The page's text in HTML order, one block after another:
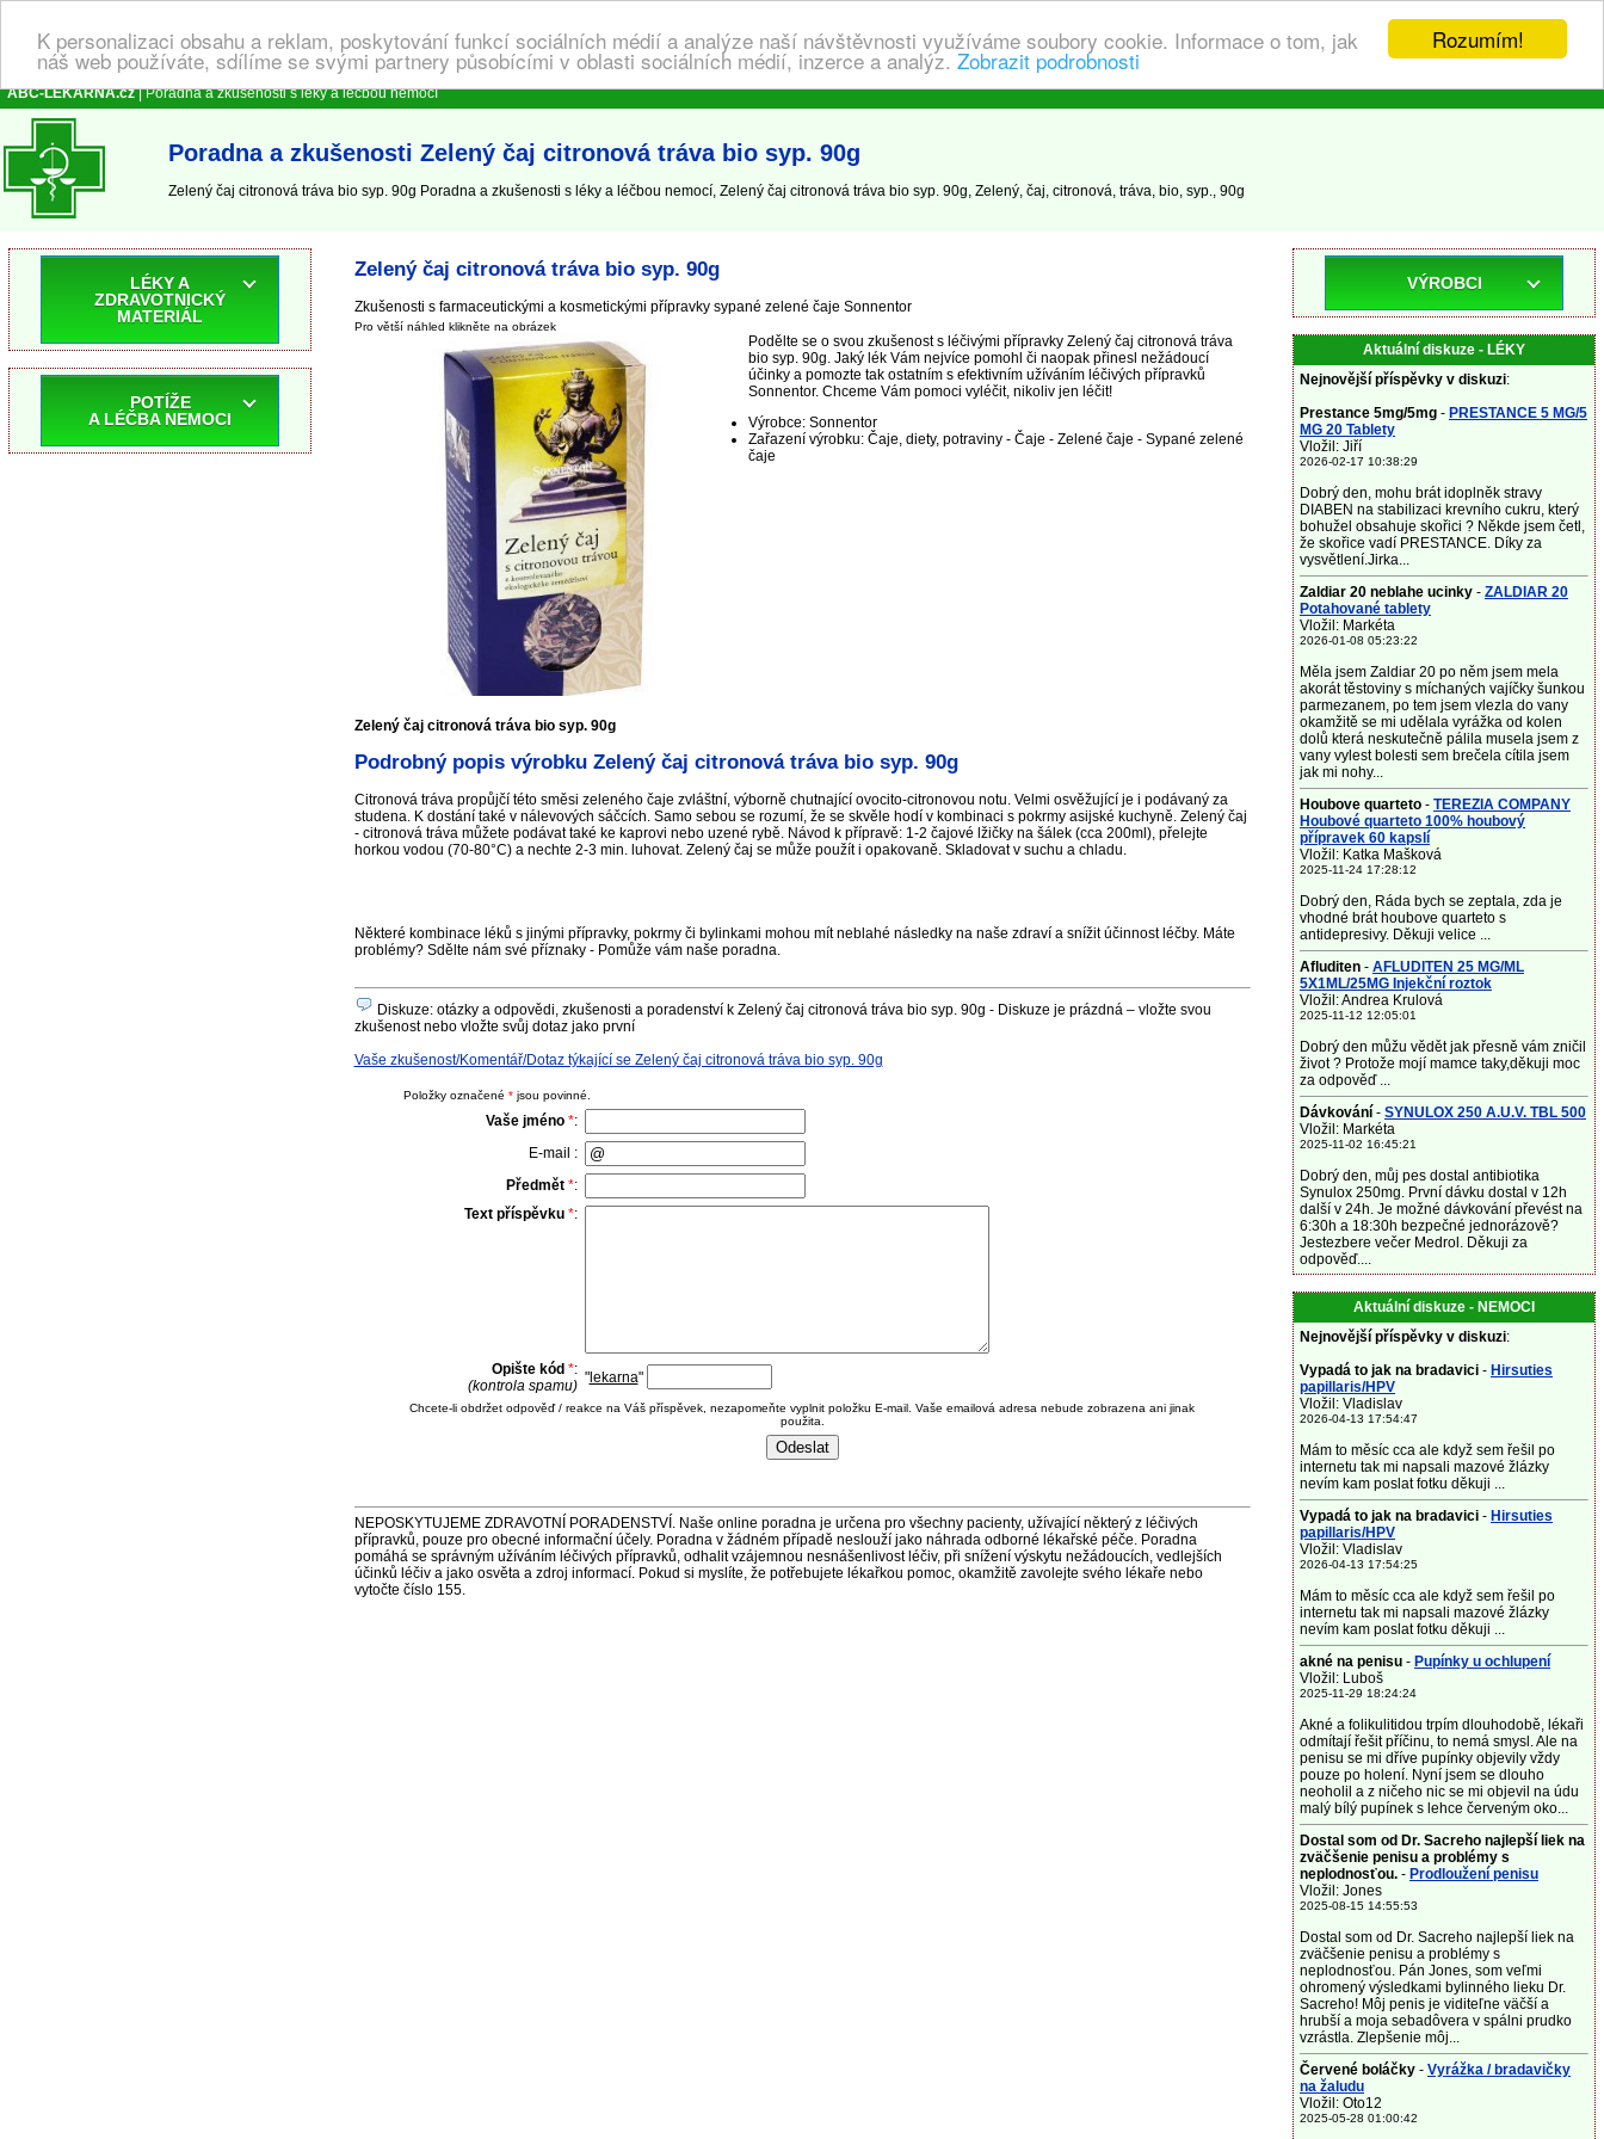
Rozumím!
K personalizaci obsahu a reklam, poskytování funkcí sociálních médií a analýze naší návštěvnosti využíváme soubory cookie. Informace o tom, jak
náš web používáte, sdílíme se svými partnery působícími v oblasti sociálních médií, inzerce a analýz. Zobrazit podrobnosti
ABC-LEKARNA.cz| Poradna a zkušenosti s léky a léčbou nemocí
Poradna a zkušenosti Zelený čaj citronová tráva bio syp. 90g
Zelený čaj citronová tráva bio syp. 90g Poradna a zkušenosti s léky a léčbou nemocí, Zelený čaj citronová tráva bio syp. 90g, Zelený, čaj, citronová, tráva, bio, syp., 90g
Zelený čaj citronová tráva bio syp. 90g
Zkušenosti s farmaceutickými a kosmetickými přípravky sypané zelené čaje Sonnentor
Pro větší náhled klikněte na obrázek
Podělte se o svou zkušenost s léčivými přípravky Zelený čaj citronová tráva
bio syp. 90g. Jaký lék Vám nejvíce pomohl či naopak přinesl nežádoucí
účinky a pomozte tak ostatním s efektivním užíváním léčivých přípravků
Sonnentor. Chceme Vám pomoci vyléčit, nikoliv jen léčit!
Výrobce: Sonnentor
Zařazení výrobku: Čaje, diety, potraviny - Čaje - Zelené čaje - Sypané zelené
čaje
Zelený čaj citronová tráva bio syp. 90g
Podrobný popis výrobku Zelený čaj citronová tráva bio syp. 90g
Citronová tráva propůjčí této směsi zeleného čaje zvláštní, výborně chutnající ovocito-citronovou notu. Velmi osvěžující je i podávaný za
studena. K dostání také v nálevových sáčcích. Samo sebou se rozumí, že se skvěle hodí v kombinaci s pokrmy asijské kuchyně. Zelený čaj
- citronová tráva můžete podávat také ke kaprovi nebo uzené rybě. Návod k přípravě: 1-2 čajové lžičky na šálek (cca 200ml), přelejte
horkou vodou (70-80°C) a nechte 2-3 min. luhovat. Zelený čaj se může použít i opakovaně. Skladovat v suchu a chladu.
Některé kombinace léků s jinými přípravky, pokrmy či bylinkami mohou mít neblahé následky na naše zdraví a snížit účinnost léčby. Máte
problémy? Sdělte nám své příznaky - Pomůže vám naše poradna.
Diskuze: otázky a odpovědi, zkušenosti a poradenství k Zelený čaj citronová tráva bio syp. 90g - Diskuze je prázdná – vložte svou
zkušenost nebo vložte svůj dotaz jako první
Vaše zkušenost/Komentář/Dotaz týkající se Zelený čaj citronová tráva bio syp. 90g
Položky označené *jsou povinné.
Vaše jméno *:
E-mail :
Předmět *:
Text příspěvku *:
Opište kód *:
(kontrola spamu) "lekarna"
Chcete-li obdržet odpověď / reakce na Váš příspěvek, nezapomeňte vyplnit položku E-mail. Vaše emailová adresa nebude zobrazena ani jinak
použita.
NEPOSKYTUJEME ZDRAVOTNÍ PORADENSTVÍ. Naše online poradna je určena pro všechny pacienty, užívající některý z léčivých
přípravků, pouze pro obecné informační účely. Poradna v žádném případě neslouží jako náhrada odborné lékařské péče. Poradna
pomáhá se správným užíváním léčivých přípravků, odhalit vzájemnou nesnášenlivost léčiv, při snížení výskytu nežádoucích, vedlejších
účinků léčiv a jako osvěta a zdroj informací. Pokud si myslíte, že potřebujete lékařkou pomoc, okamžitě zavolejte svého lékaře nebo
vytočte číslo 155.
LÉKY A
ZDRAVOTNICKÝ
MATERIÁL
POTÍŽE
A LÉČBA NEMOCI
VÝROBCI
Aktuální diskuze - LÉKY
Nejnovější příspěvky v diskuzi:
Prestance 5mg/5mg - PRESTANCE 5 MG/5
MG 20 Tablety
Vložil: Jiří
2026-02-17 10:38:29
Dobrý den, mohu brát idoplněk stravy
DIABEN na stabilizaci krevního cukru, který
bohužel obsahuje skořici ? Někde jsem četl,
že skořice vadí PRESTANCE. Díky za
vysvětlení.Jirka...
Zaldiar 20 neblahe ucinky - ZALDIAR 20
Potahované tablety
Vložil: Markéta
2026-01-08 05:23:22
Měla jsem Zaldiar 20 po něm jsem mela
akorát těstoviny s míchaných vajíčky šunkou
parmezanem, po tem jsem vlezla do vany
okamžitě se mi udělala vyrážka od kolen
dolů která neskutečně pálila musela jsem z
vany vylest bolesti sem brečela cítila jsem
jak mi nohy...
Houbove quarteto - TEREZIA COMPANY
Houbové quarteto 100% houbový
přípravek 60 kapslí
Vložil: Katka Mašková
2025-11-24 17:28:12
Dobrý den, Ráda bych se zeptala, zda je
vhodné brát houbove quarteto s
antidepresivy. Děkuji velice ...
Afluditen - AFLUDITEN 25 MG/ML
5X1ML/25MG Injekční roztok
Vložil: Andrea Krulová
2025-11-12 12:05:01
Dobrý den můžu vědět jak přesně vám zničil
život ? Protože mojí mamce taky,děkuji moc
za odpověď ...
Dávkování - SYNULOX 250 A.U.V. TBL 500
Vložil: Markéta
2025-11-02 16:45:21
Dobrý den, můj pes dostal antibiotika
Synulox 250mg. První dávku dostal v 12h
další v 24h. Je možné dávkování převést na
6:30h a 18:30h bezpečné jednorázově?
Jestezbere večer Medrol. Děkuji za
odpověď....
Aktuální diskuze - NEMOCI
Nejnovější příspěvky v diskuzi:
Vypadá to jak na bradavici - Hirsuties
papillaris/HPV
Vložil: Vladislav
2026-04-13 17:54:47
Mám to měsíc cca ale když sem řešil po
internetu tak mi napsali mazové žlázky
nevím kam poslat fotku děkuji ...
Vypadá to jak na bradavici - Hirsuties
papillaris/HPV
Vložil: Vladislav
2026-04-13 17:54:25
Mám to měsíc cca ale když sem řešil po
internetu tak mi napsali mazové žlázky
nevím kam poslat fotku děkuji ...
akné na penisu - Pupínky u ochlupení
Vložil: Luboš
2025-11-29 18:24:24
Akné a folikulitidou trpím dlouhodobě, lékaři
odmítají řešit příčinu, to nemá smysl. Ale na
penisu se mi dříve pupínky objevily vždy
pouze po holení. Nyní jsem se dlouho
neoholil a z ničeho nic se mi objevil na údu
malý bílý pupínek s lehce červeným oko...
Dostal som od Dr. Sacreho najlepší liek na
zväčšenie penisu a problémy s
neplodnosťou. - Prodloužení penisu
Vložil: Jones
2025-08-15 14:55:53
Dostal som od Dr. Sacreho najlepší liek na
zväčšenie penisu a problémy s
neplodnosťou. Pán Jones, som veľmi
ohromený výsledkami bylinného lieku Dr.
Sacreho! Môj penis je viditeľne väčší a
hrubší a moja sebadôvera v spálni prudko
vzrástla. Zlepšenie môj...
Červené boláčky - Vyrážka / bradavičky
na žaludu
Vložil: Oto12
2025-05-28 01:00:42